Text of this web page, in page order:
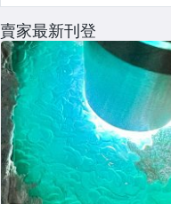
賣家最新刊登